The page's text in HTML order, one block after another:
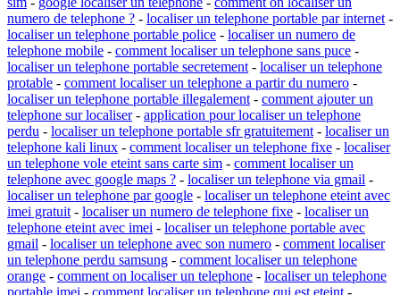
numero de telephone ? - localiser un telephone portable par internet -
localiser un telephone portable police - localiser un numero de
telephone mobile - comment localiser un telephone sans puce -
localiser un telephone portable secretement - localiser un telephone
protable - comment localiser un telephone a partir du numero -
localiser un telephone portable illegalement - comment ajouter un
telephone sur localiser- application pour localiser un telephone
perdu - localiser un telephone portable sfr gratuitement - localiser un
telephone kali linux - comment localiser un telephone fixe - localiser
un telephone vole eteint sans carte sim - comment localiser un
telephone avec google maps ? - localiser un telephone via gmail -
localiser un telephone par google - localiser un telephone eteint avec
imei gratuit - localiser un numero de telephone fixe - localiser un
telephone eteint avec imei - localiser un telephone portable avec
gmail - localiser un telephone avec son numero - comment localiser
un telephone perdu samsung - comment localiser un telephone
orange - comment on localiser un telephone - localiser un telephone
portable imei - comment localiser un telephone qui est eteint -